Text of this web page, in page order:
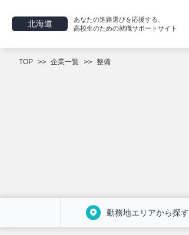
北海道
あなたの進路選びを応援する、
高校生のための就職サポートサイト
TOP 企業一覧 整備
勤務地エリアから探す